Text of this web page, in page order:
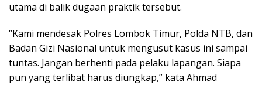
utama di balik dugaan praktik tersebut.
“Kami mendesak Polres Lombok Timur, Polda NTB, dan
Badan Gizi Nasional untuk mengusut kasus ini sampai
tuntas. Jangan berhenti pada pelaku lapangan. Siapa
pun yang terlibat harus diungkap,” kata Ahmad